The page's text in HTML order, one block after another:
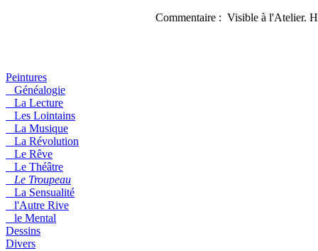
Commentaire : Visible à l'Atelier.
Peintures
Généalogie
La Lecture
Les Lointains
La Musique
La Révolution
Le Rêve
Le Théâtre
Le Troupeau
La Sensualité
l'Autre Rive
le Mental
Dessins
Divers